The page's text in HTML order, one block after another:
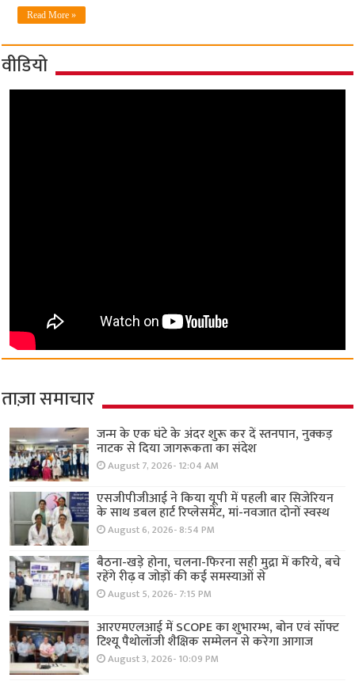
Read More »
वीडियो
ताज़ा समाचार
जन्म के एक घंटे के अंदर शुरू कर दें स्तनपान, नुक्कड़
नाटक से दिया जागरूकता का संदेश
August 7, 2026- 12:04 AM
एसजीपीजीआई ने किया यूपी में पहली बार सिजेरियन
के साथ डबल हार्ट रिप्लेसमेंट, मां-नवजात दोनों स्वस्थ
August 6, 2026- 8:54 PM
बैठना-खड़े होना, चलना-फिरना सही मुद्रा में करिये, बचे
रहेंगे रीढ़ व जोड़ों की कई समस्याओं से
August 5, 2026- 7:15 PM
आरएमएलआई में SCOPE का शुभारम्भ, बोन एवं सॉफ्ट
टिश्यू पैथोलॉजी शैक्षिक सम्मेलन से करेगा आगाज
August 3, 2026- 10:09 PM